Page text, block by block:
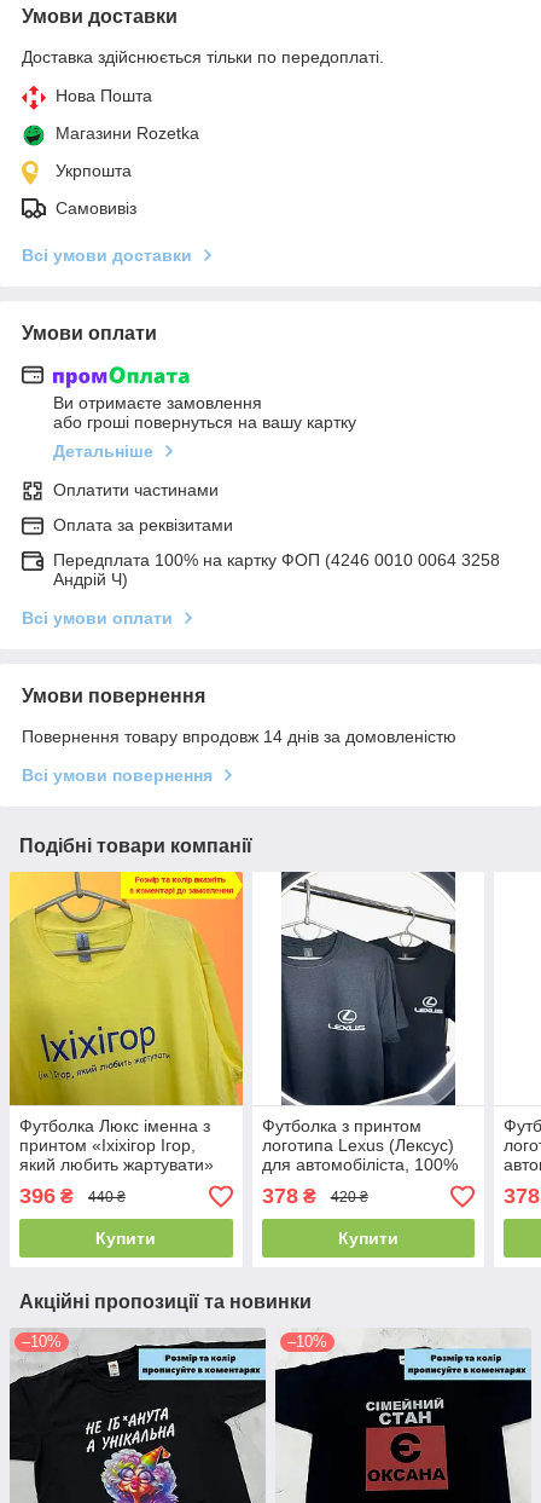
Умови доставки
Доставка здійснюється тільки по передоплаті.
Нова Пошта
Магазини Rozetka
Укрпошта
Самовивіз
Всі умови доставки
Умови оплати
Ви отримаєте замовлення
або гроші повернуться на вашу картку
Детальніше
Оплатити частинами
Оплата за реквізитами
Передплата 100% на картку ФОП (4246 0010 0064 3258
Андрій Ч)
Всі умови оплати
Умови повернення
Повернення товару впродовж 14 днів за домовленістю
Всі умови повернення
Подібні товари компанії
Футболка Люкс іменна з
принтом «Іхіхігор Ігор,
який любить жартувати»
100% бавовна
396 ₴ 440 ₴
Купити
Футболка з принтом
логотипа Lexus (Лексус)
для автомобіліста, 100%
378₴ 420 ₴
Купити
378
Акційні пропозиції та новинки
–10% –10%